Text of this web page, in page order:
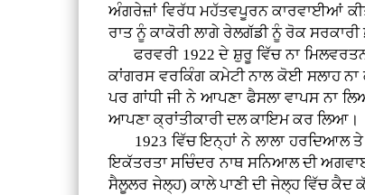
ਅੰਗਰੇਜ਼ਾਂ ਵਿਰੱਧ ਮਹੱਤਵਪੂਰਨ ਕਾਰਵਾਈਆਂ
ਰਾਤ ਨੂੰ ਕਾਕੋਰੀ ਲਾਗੇ ਰੇਲਗੱਡੀ ਨੂੰ ਰੋਕ ਸਰਕਾਰੀ
ਫਰਵਰੀ 1922 ਦੇ ਸ਼ੁਰੂ ਵਿੱਚ ਨਾ
ਕਾਂਗਰਸ ਵਰਕਿੰਗ ਕਮੇਟੀ ਨਾਲ ਕੋਈ ਸਲਾਹ ਨਾ
ਪਰ ਗਾਂਧੀ ਜੀ ਨੇ ਆਪਣਾ ਫੈਸਲਾ ਵਾਪਸ ਨਾ
ਆਪਣਾ ਕ੍ਰਾਂਤੀਕਾਰੀ ਦਲ ਕਾਇਮ ਕਰ ਲਿਆ।
1923 ਵਿੱਚ ਇਨ੍ਹਾਂ ਨੇ ਲਾਲਾ ਹਰਦਿਆਲ ਤੇ
ਇਕੱਤਰਤਾ ਸਚਿੰਦਰ ਨਾਥ ਸਨਿਆਲ ਦੀ
ਸੈਲੂਲਰ ਜੇਲ੍ਹ) ਕਾਲੇ ਪਾਣੀ ਦੀ ਜੇਲ੍ਹ ਵਿੱਚ ਕੈਦ